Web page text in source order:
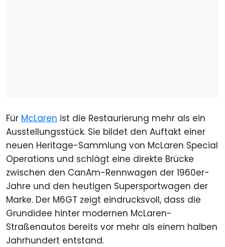
Für McLaren ist die Restaurierung mehr als ein
Ausstellungsstück. Sie bildet den Auftakt einer
neuen Heritage-Sammlung von McLaren Special
Operations und schlägt eine direkte Brücke
zwischen den CanAm-Rennwagen der 1960er-
Jahre und den heutigen Supersportwagen der
Marke. Der M6GT zeigt eindrucksvoll, dass die
Grundidee hinter modernen McLaren-
Straßenautos bereits vor mehr als einem halben
Jahrhundert entstand.